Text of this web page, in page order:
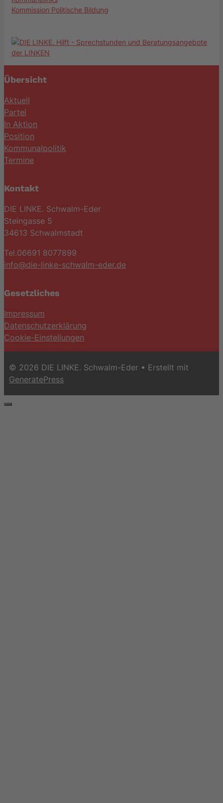
Kommission Politische Bildung
Übersicht
Aktuell
Partei
In Aktion
Position
Kommunalpolitik
Termine
Kontakt
DIE LINKE. Schwalm-Eder
Steingasse 5
34613 Schwalmstadt
Tel.06691 8077899
info@die-linke-schwalm-eder.de
Gesetzliches
Impressum
Datenschutzerklärung
Cookie-Einstellungen
© 2026 DIE LINKE. Schwalm-Eder • Erstellt mit
GeneratePress
Schließen